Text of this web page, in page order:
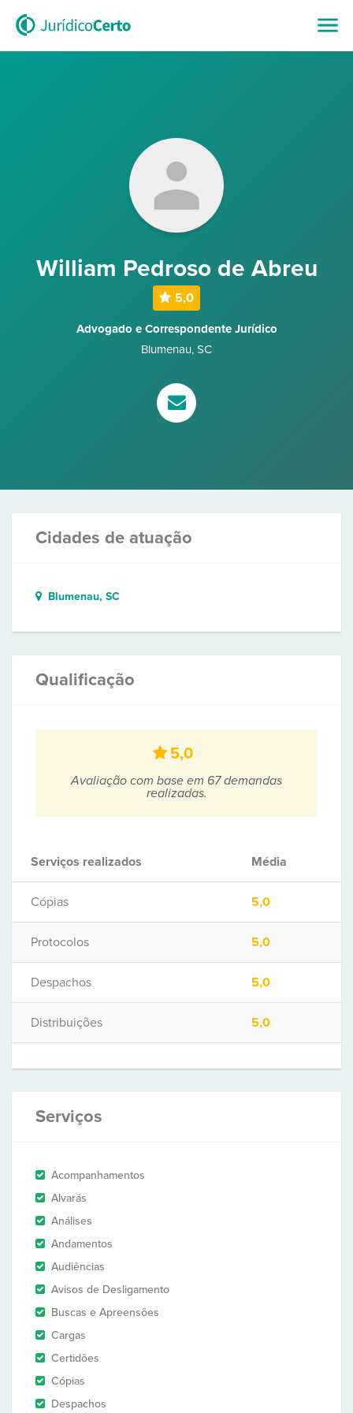
William Pedroso de Abreu
5,0
Advogado e Correspondente Jurídico
Blumenau, SC
Cidades de atuação
Blumenau, SC
Qualificação
5,0
Avaliação com base em 67 demandas
realizadas.
Serviços realizados Média
Cópias 5,0
Protocolos 5,0
Despachos 5,0
Distribuições 5,0
Serviços
Acompanhamentos
Alvarás
Análises
Andamentos
Audiências
Avisos de Desligamento
Buscas e Apreensões
Cargas
Certidões
Cópias
Despachos